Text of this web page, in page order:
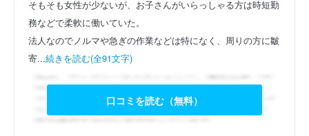
そもそも女性が少ないが、お子さんがいらっしゃる方は時短勤
務などで柔軟に働いていた。
法人なのでノルマや急ぎの作業などは特になく、周りの方に皺
寄...続きを読む(全91文字)
口コミを読む（無料）